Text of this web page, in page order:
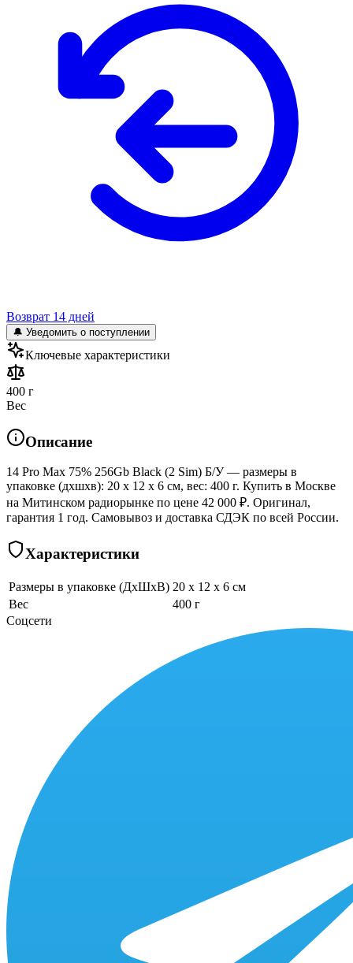
Возврат 14 дней
🔔 Уведомить о поступлении
Ключевые характеристики
400 г
Вес
Описание
14 Pro Max 75% 256Gb Black (2 Sim) Б/У — размеры в
упаковке (дхшхв): 20 x 12 x 6 см, вес: 400 г. Купить в Москве
на Митинском радиорынке по цене 42 000 ₽. Оригинал,
гарантия 1 год. Самовывоз и доставка СДЭК по всей России.
Характеристики
Размеры в упаковке (ДхШхВ) 20 x 12 x 6 см
Вес
400 г
Соцсети